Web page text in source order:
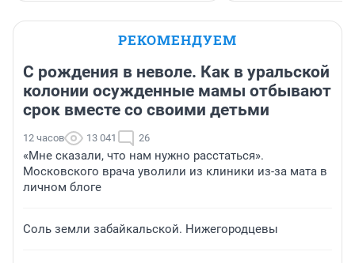
РЕКОМЕНДУЕМ
С рождения в неволе. Как в уральской
колонии осужденные мамы отбывают
срок вместе со своими детьми
12 часов 13 041 26
«Мне сказали, что нам нужно расстаться».
Московского врача уволили из клиники из-за мата в
личном блоге
Соль земли забайкальской. Нижегородцевы